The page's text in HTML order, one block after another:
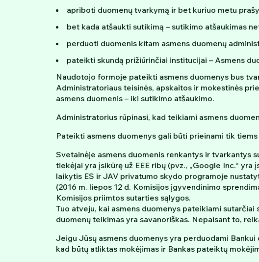
apriboti duomenų tvarkymą ir bet kuriuo metu
bet kada atšaukti sutikimą – sutikimo atšaukimas
perduoti duomenis kitam asmens duomenų
pateikti skundą prižiūrinčiai institucijai – Asmens
Naudotojo formoje pateikti asmens duomenys bus
Administratoriaus teisinės, apskaitos ir mokestinės
asmens duomenis – iki sutikimo atšaukimo.
Administratorius rūpinasi, kad teikiami asmens
Pateikti asmens duomenys gali būti prieinami tik
Svetainėje asmens duomenis renkantys ir tvarkantys
tiekėjai yra įsikūrę už EEE ribų (pvz., „Google Inc.“
laikytis ES ir JAV privatumo skydo programoje
(2016 m. liepos 12 d. Komisijos įgyvendinimo
Komisijos priimtos sutarties sąlygos.
Tuo atveju, kai asmens duomenys pateikiami
duomenų teikimas yra savanoriškas. Nepaisant to,
Jeigu Jūsų asmens duomenys yra perduodami
kad būtų atliktas mokėjimas ir Bankas pateiktų